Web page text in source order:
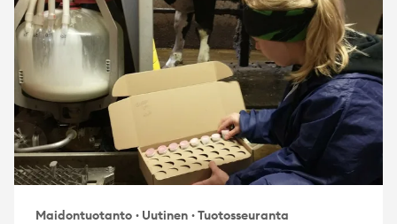
Maidontuotanto · Uutinen ·Tuotosseuranta